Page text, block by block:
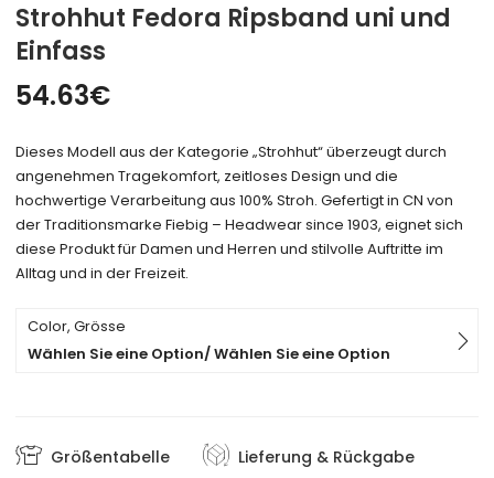
Strohhut Fedora Ripsband uni und
Einfass
54.63€
Dieses Modell aus der Kategorie „Strohhut“ überzeugt durch
angenehmen Tragekomfort, zeitloses Design und die
hochwertige Verarbeitung aus 100% Stroh. Gefertigt in CN von
der Traditionsmarke Fiebig – Headwear since 1903, eignet sich
diese Produkt für Damen und Herren und stilvolle Auftritte im
Alltag und in der Freizeit.
Color, Grösse
Wählen Sie eine Option/ Wählen Sie eine Option
Größentabelle Lieferung & Rückgabe